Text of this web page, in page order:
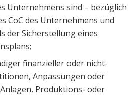
Unternehmens sind – bezüglich
CoC des Unternehmens und
der Sicherstellung eines
finanzieller oder nicht-
Anpassungen oder
Produktions- oder